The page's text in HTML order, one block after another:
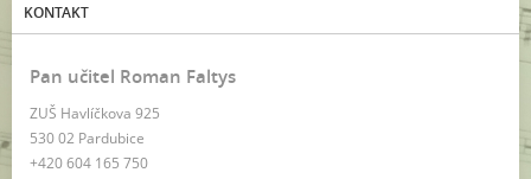
KONTAKT
Pan učitel Roman Faltys
ZUŠ Havlíčkova 925
530 02 Pardubice
+420 604 165 750